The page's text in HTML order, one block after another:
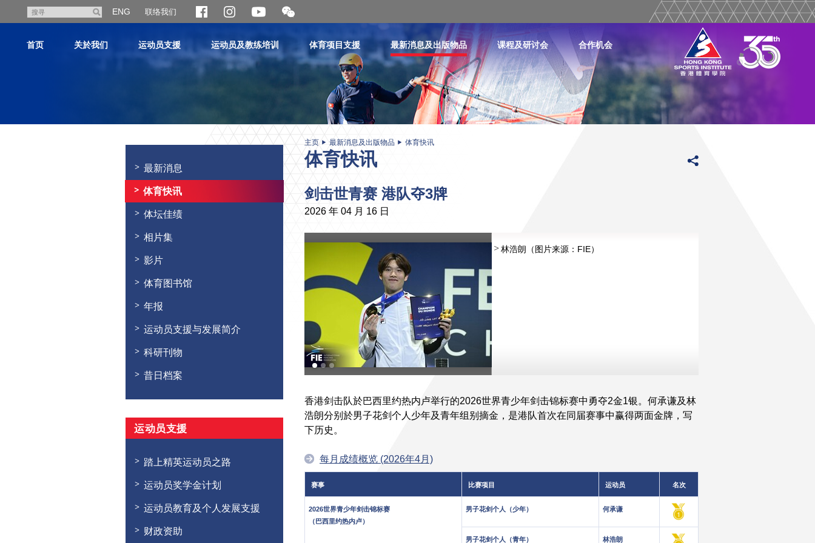
寻
ENG 联络我们
开
合
维
首页 关於我们 运动员支援 运动员及教练培训 体育项目支援 最新消息及出版物品 课程及研讨会 合作机会
最新消息
体育快讯
体坛佳绩
相片集
影片
体育图书馆
年报
运动员支援与发展简介
科研刊物
昔日档案
运动员支援
踏上精英运动员之路
运动员奖学金计划
运动员教育及个人发展支援
财政资助
主页 最新消息及出版物品 体育快讯
体育快讯
剑击世青赛 港队夺3牌
2026 年 04 月 16 日
林浩朗（图片来源：FIE）
香港剑击队於巴西里约热内卢举行的2026世界青少年剑击锦标赛中勇夺2金1银。何承谦及林
浩朗分别於男子花剑个人少年及青年组别摘金，是港队首次在同届赛事中赢得两面金牌，写
下历史。
每月成绩概览 (2026年4月)
赛事 比赛项目 运动员 名次
2026世界青少年剑击锦标赛
（巴西里约热内卢）
男子花剑个人（少年） 何承谦
男子花剑个人（青年） 林浩朗